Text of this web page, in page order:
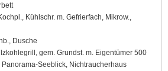
Kühlschr. m. Gefrierfach, Mikrow.,
Dusche
gem. Grundst. m. Eigentümer 500
Panorama-Seeblick, Nichtraucherhaus